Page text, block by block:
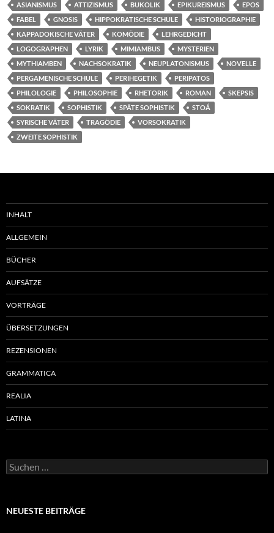
ASIANISMUS
ATTIZISMUS BUKOLIK EPIKUREISMUS
EPOS
FABEL
GNOSIS HIPPOKRATISCHE SCHULE
HISTORIOGRAPHIE
KAPPADOKISCHE VÄTER
KOMÖDIE
LEHRGEDICHT
LOGOGRAPHEN
LYRIK MIMIAMBUS
MYSTERIEN
MYTHIAMBEN
NACHSOKRATIK NEUPLATONISMUS
NOVELLE
PERGAMENISCHE SCHULE
PERIHEGETIK
PERIPATOS
PHILOLOGIE
PHILOSOPHIE RHETORIK ROMAN
SKEPSIS
SOKRATIK
SOPHISTIK SPÄTE SOPHISTIK
STOÁ
SYRISCHE VÄTER
TRAGÖDIE
VORSOKRATIK
ZWEITE SOPHISTIK
INHALT
ALLGEMEIN
BÜCHER
AUFSÄTZE
VORTRÄGE
ÜBERSETZUNGEN
REZENSIONEN
GRAMMATICA
REALIA
LATINA
Suchen
nach:
NEUESTE BEITRÄGE